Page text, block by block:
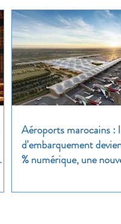
Aéroports marocains :
d'embarquement
% numérique, une
du transport aérien